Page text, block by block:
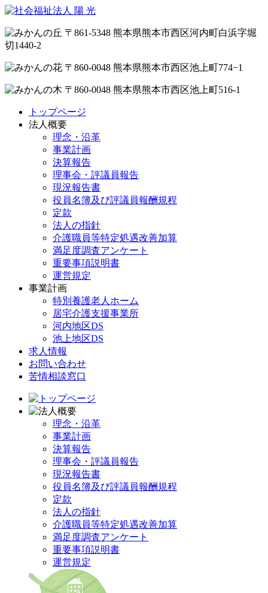
〒861-5348 熊本県熊本市西区河内町白浜字堀
切1440-2
〒860-0048 熊本県熊本市西区池上町774−1
〒860-0048 熊本県熊本市西区池上町516-1
トップページ
法人概要
理念・沿革
事業計画
決算報告
理事会・評議員報告
現況報告書
役員名簿及び評議員報酬規程
定款
法人の指針
介護職員等特定処遇改善加算
満足度調査アンケート
重要事項説明書
運営規定
事業計画
特別養護老人ホーム
居宅介護支援事業所
河内地区DS
池上地区DS
求人情報
お問い合わせ
苦情相談窓口
理念・沿革
事業計画
決算報告
理事会・評議員報告
現況報告書
役員名簿及び評議員報酬規程
定款
法人の指針
介護職員等特定処遇改善加算
満足度調査アンケート
重要事項説明書
運営規定